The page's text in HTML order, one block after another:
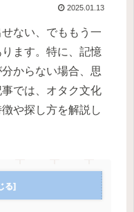
2025.01.13
ない、でももう一
ます。特に、記憶
からない場合、思
では、オタク文化
や探し方を解説し